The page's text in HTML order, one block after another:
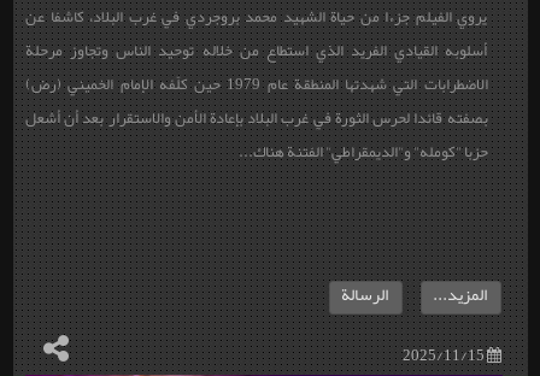
يروي الفيلم جزءا من حياة الشهيد محمد بروجردي في غرب البلاد، كاشفا عن
أسلوبه القيادي الفريد الذي استطاع من خلاله توحيد الناس وتجاوز مرحلة
الاضطرابات التي شهدتها المنطقة عام 1979 حين كلّفه الإمام الخميني (رض)
بصفته قائدا لحرس الثورة في غرب البلاد بإعادة الأمن والاستقرار بعد أن أشعل
حزبا "كومله" و"الديمقراطي" الفتنة هناك...
2025/11/15
المزيد... الرسالة